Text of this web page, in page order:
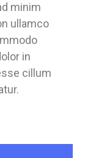
minim
ullamco
in
cillum